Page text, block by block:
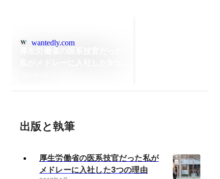
wantedly.com
出版と執筆
厚生労働省の医系技官だった私が
メドレーに入社した3つの理由